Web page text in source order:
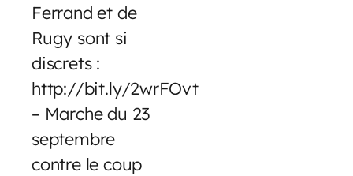
Ferrand et de
Rugy sont si
discrets :
http://bit.ly/2wrFOvt
– Marche du 23
septembre
contre le coup